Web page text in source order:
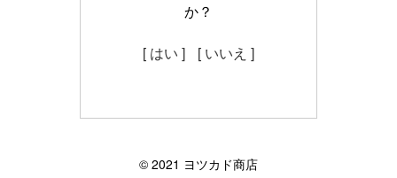
か？
[ はい ] [ いいえ ]
©︎ 2021 ヨツカド商店